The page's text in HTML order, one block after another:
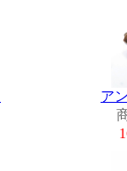
ア